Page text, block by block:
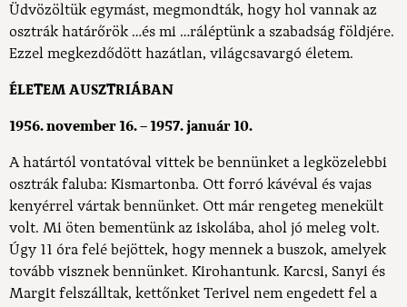
Üdvözöltük egymást, megmondták, hogy hol vannak az
osztrák határőrök …és mi …ráléptünk a szabadság földjére.
Ezzel megkezdődött hazátlan, világcsavargó életem.
ÉLETEM AUSZTRIÁBAN
1956. november 16. – 1957. január 10.
A határtól vontatóval vittek be bennünket a legközelebbi
osztrák faluba: Kismartonba. Ott forró kávéval és vajas
kenyérrel vártak bennünket. Ott már rengeteg menekült
volt. Mi öten bementünk az iskolába, ahol jó meleg volt.
Úgy 11 óra felé bejöttek, hogy mennek a buszok, amelyek
tovább visznek bennünket. Kirohantunk. Karcsi, Sanyi és
Margit felszálltak, kettőnket Terivel nem engedett fel a